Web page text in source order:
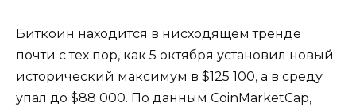
Биткоин находится в нисходящем тренде
почти с тех пор, как 5 октября установил новый
исторический максимум в $125 100, а в среду
упал до $88 000. По данным CoinMarketCap,